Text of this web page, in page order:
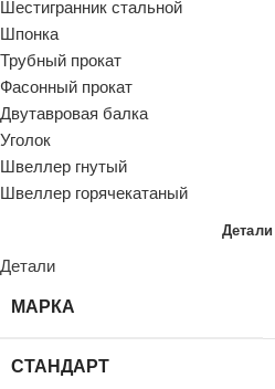
Шестигранник стальной
Шпонка
Трубный прокат
Фасонный прокат
Двутавровая балка
Уголок
Швеллер гнутый
Швеллер горячекатаный
Детали
Детали
МАРКА
СТАНДАРТ